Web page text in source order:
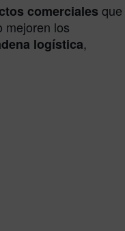
comerciales que
los
logística,